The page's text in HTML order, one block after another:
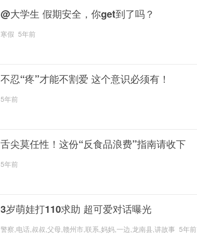
@大学生 假期安全，你get到了吗？
寒假 5年前
不忍“疼”才能不割爱 这个意识必须有！
5年前
舌尖莫任性！这份“反食品浪费”指南请收下
5年前
3岁萌娃打110求助 超可爱对话曝光
警察,电话,叔叔,父母,赣州市,联系,妈妈,一边,龙南县,讲故事 5年前